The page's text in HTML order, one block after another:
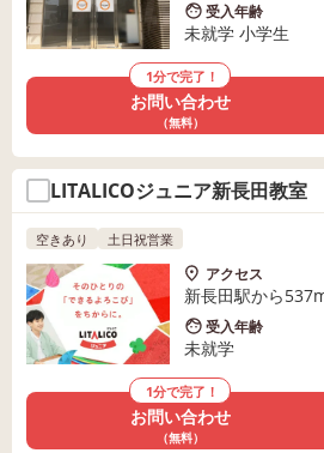
受入年齢
未就学 小学生
1分で完了！
お問い合わせ
（無料）
LITALICOジュニア新長田教室
空きあり 土日祝営業
アクセス
新長田駅から
受入年齢
未就学
1分で完了！
お問い合わせ
（無料）